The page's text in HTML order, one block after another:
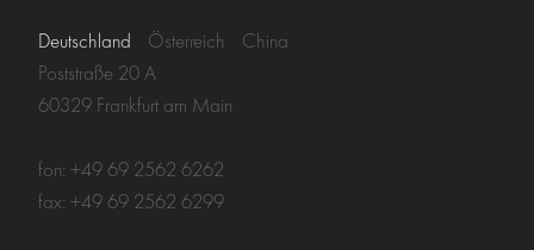
Deutschland Österreich
China
Poststraße 20 A
60329 Frankfurt am Main
fon: +49 69 2562 6262
fax: +49 69 2562 6299